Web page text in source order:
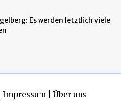
Es werden letztlich viele
Impressum Über uns